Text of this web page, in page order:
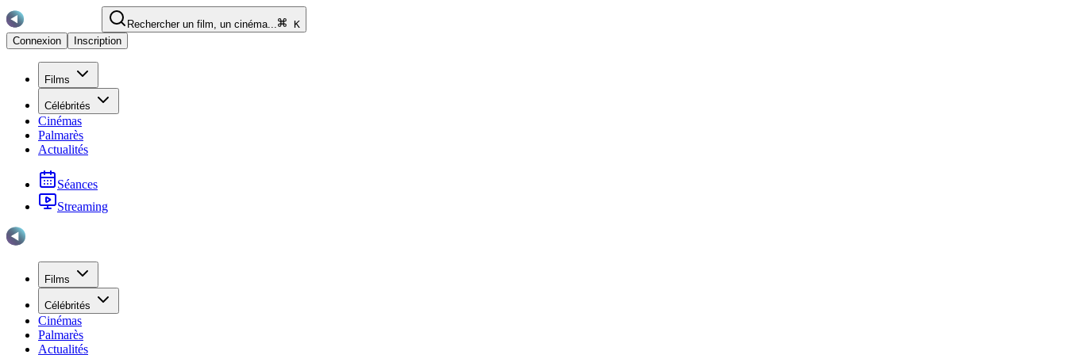
Rechercher un film, un cinéma...
K
Connexion
Inscription
Films
Célébrités
Cinémas
Palmarès
Actualités
Séances
Streaming
Films
Célébrités
Cinémas
Palmarès
Actualités